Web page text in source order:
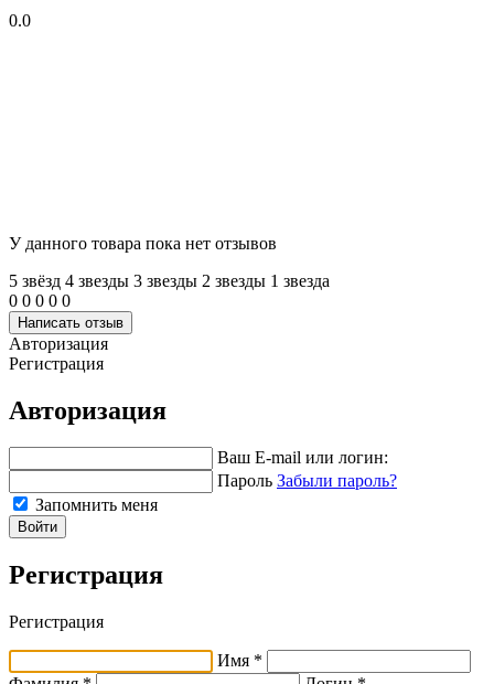
0.0
У данного товара пока нет отзывов
5 звёзд 4 звeзды 3 звeзды 2 звeзды 1 звeзда
0 0 0 0 0
Написать отзыв
Авторизация
Регистрация
Авторизация
Ваш E-mail или логин:
Пароль Забыли пароль?
Запомнить меня
Войти
Регистрация
Регистрация
Имя *